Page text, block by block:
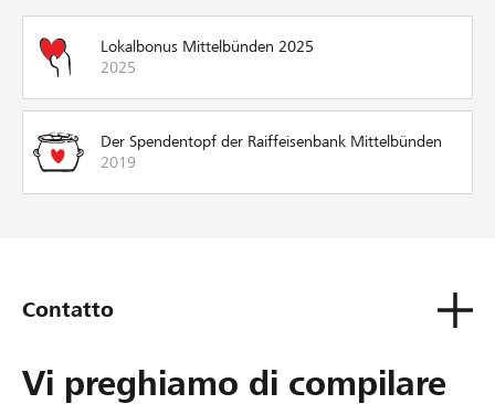
Lokalbonus Mittelbünden 2025
2025
Der Spendentopf der Raiffeisenbank Mittelbünden
2019
Contatto
Vi preghiamo di compilare